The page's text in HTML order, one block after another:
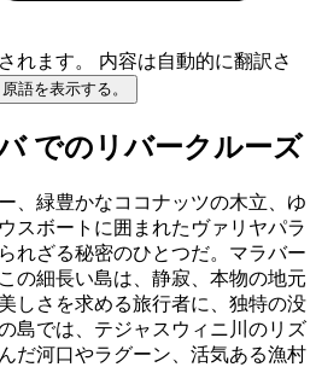
れます。
内容は自動的に翻訳さ
原語を表示する。
でのリバークルーズ
、緑豊かなココナッツの木立、ゆ
スボートに囲まれたヴァリヤパラ
れざる秘密のひとつだ。マラバー
の細長い島は、静寂、本物の地元
しさを求める旅行者に、独特の没
島では、テジャスウィニ川のリズ
だ河口やラグーン、活気ある漁村